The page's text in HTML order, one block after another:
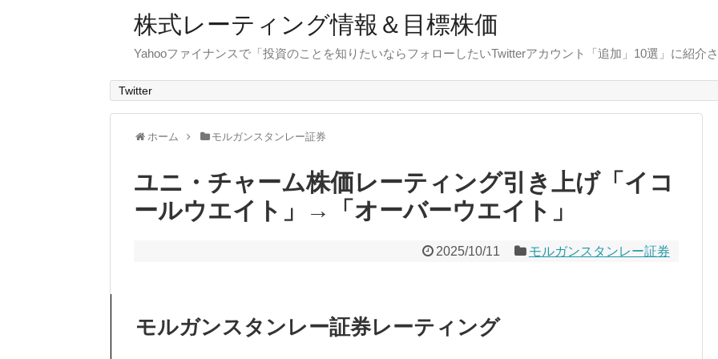
株式レーティング情報＆目標株価
Yahooファイナンスで「投資のことを知りたいならフォローしたいTwitterアカウント「追加」10選」に紹介
Twitter
ホーム モルガンスタンレー証券
ユニ・チャーム株価レーティング引き上げ「イコ
ールウエイト」→「オーバーウエイト」
2025/10/11 モルガンスタンレー証券
モルガンスタンレー証券レーティング